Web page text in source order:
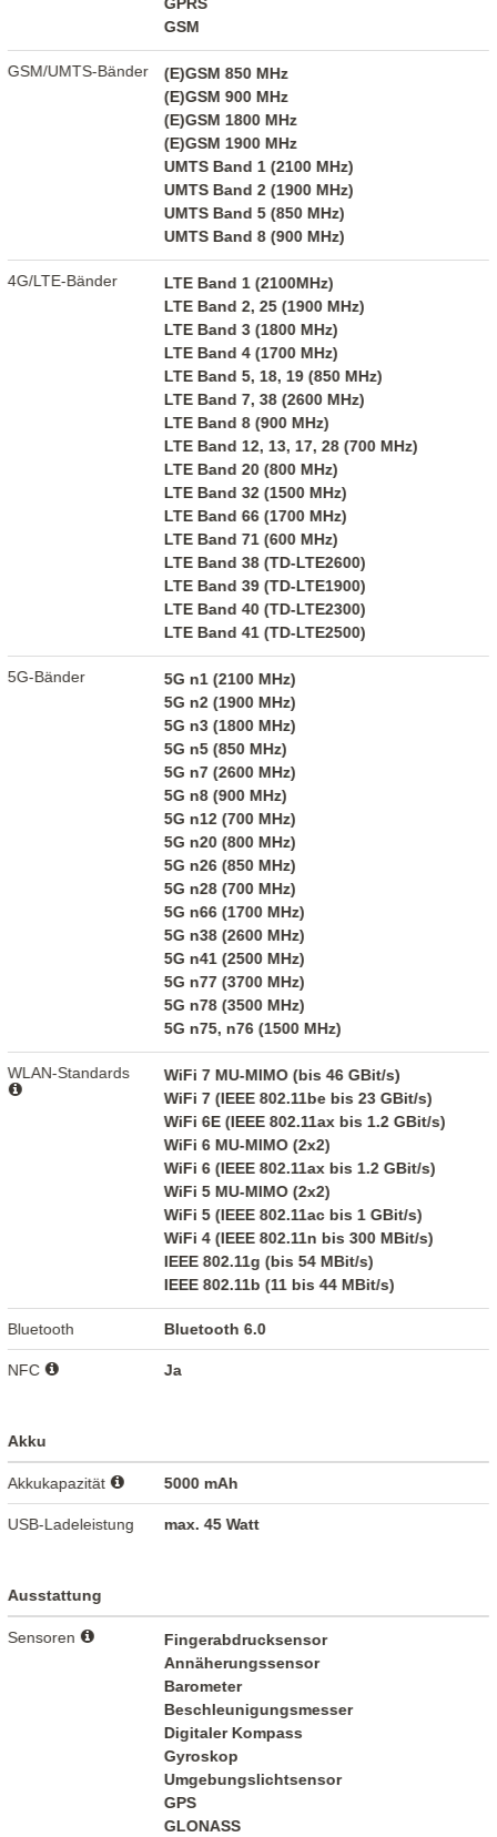
GPRS
GSM
GSM/UMTS-Bänder
(E)GSM 850 MHz
(E)GSM 900 MHz
(E)GSM 1800 MHz
(E)GSM 1900 MHz
UMTS Band 1 (2100 MHz)
UMTS Band 2 (1900 MHz)
UMTS Band 5 (850 MHz)
UMTS Band 8 (900 MHz)
4G/LTE-Bänder
LTE Band 1 (2100MHz)
LTE Band 2, 25 (1900 MHz)
LTE Band 3 (1800 MHz)
LTE Band 4 (1700 MHz)
LTE Band 5, 18, 19 (850 MHz)
LTE Band 7, 38 (2600 MHz)
LTE Band 8 (900 MHz)
LTE Band 12, 13, 17, 28 (700 MHz)
LTE Band 20 (800 MHz)
LTE Band 32 (1500 MHz)
LTE Band 66 (1700 MHz)
LTE Band 71 (600 MHz)
LTE Band 38 (TD-LTE2600)
LTE Band 39 (TD-LTE1900)
LTE Band 40 (TD-LTE2300)
LTE Band 41 (TD-LTE2500)
5G-Bänder
5G n1 (2100 MHz)
5G n2 (1900 MHz)
5G n3 (1800 MHz)
5G n5 (850 MHz)
5G n7 (2600 MHz)
5G n8 (900 MHz)
5G n12 (700 MHz)
5G n20 (800 MHz)
5G n26 (850 MHz)
5G n28 (700 MHz)
5G n66 (1700 MHz)
5G n38 (2600 MHz)
5G n41 (2500 MHz)
5G n77 (3700 MHz)
5G n78 (3500 MHz)
5G n75, n76 (1500 MHz)
WLAN-Standards
WiFi 7 MU-MIMO (bis 46 GBit/s)
WiFi 7 (IEEE 802.11be bis 23 GBit/s)
WiFi 6E (IEEE 802.11ax bis 1.2 GBit/s)
WiFi 6 MU-MIMO (2x2)
WiFi 6 (IEEE 802.11ax bis 1.2 GBit/s)
WiFi 5 MU-MIMO (2x2)
WiFi 5 (IEEE 802.11ac bis 1 GBit/s)
WiFi 4 (IEEE 802.11n bis 300 MBit/s)
IEEE 802.11g (bis 54 MBit/s)
IEEE 802.11b (11 bis 44 MBit/s)
Bluetooth Bluetooth 6.0
NFC Ja
Akku
Akkukapazität 5000 mAh
USB-Ladeleistung max. 45 Watt
Ausstattung
Sensoren
Fingerabdrucksensor
Annäherungssensor
Barometer
Beschleunigungsmesser
Digitaler Kompass
Gyroskop
Umgebungslichtsensor
GPS
GLONASS